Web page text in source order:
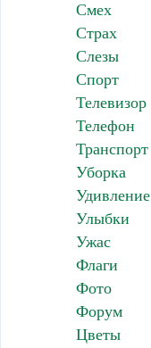
Смех
Страх
Слезы
Спорт
Телевизор
Телефон
Транспорт
Уборка
Удивление
Улыбки
Ужас
Флаги
Фото
Форум
Цветы